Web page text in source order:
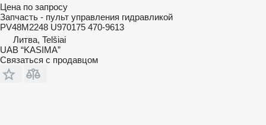
Цена по запросу
Запчасть - пульт управления гидравликой
PV48M2248 U970175 470-9613
Литва, Telšiai
UAB “KASIMA”
Связаться с продавцом